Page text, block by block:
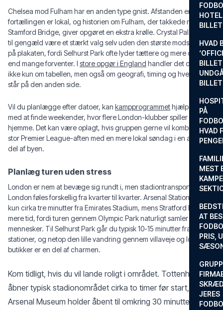
HVAD
PÅ
HVAD
MEST
AT
PRIS,
JERES
Chelsea mod Fulham har en anden type gnist. Afstanden er kort,
fortællingen er lokal, og historien om Fulham, der takkede nej til
Stamford Bridge, giver opgøret en ekstra krølle. Crystal Palace kan
til gengæld være et stærkt valg selv uden den største modstander
på plakaten, fordi Selhurst Park ofte lyder tættere og mere direkte
end mange forventer. I store opgør i England handler det derfor
ikke kun om tabellen, men også om geografi, timing og hvem der
står på den anden side.
Vil du planlægge efter datoer, kan kampprogrammethjælpe dig
med at finde weekender, hvor flere London-klubber spiller
hjemme. Det kan være oplagt, hvis gruppen gerne vil kombinere én
stor Premier League-aften med en mere lokal søndag i en anden
del af byen.
Planlæg turen uden stress
London er nem at bevæge sig rundt i, men stadiontransport i
London føles forskellig fra kvarter til kvarter. Arsenal Station ligger
kun cirka tre minutter fra Emirates Stadium, mens Stratford kræver
mere tid, fordi turen gennem Olympic Park naturligt samler mange
mennesker. Til Selhurst Park går du typisk 10-15 minutter fra flere
stationer, og netop den lille vandring gennem villaveje og lokale
butikker er en del af charmen.
Kom tidligt, hvis du vil lande roligt i området. Tottenham
åbner typisk stadionområdet cirka to timer før start,
Arsenal Museum holder åbent til omkring 30 minutter før